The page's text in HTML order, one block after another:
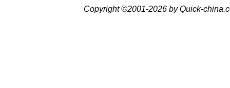
Copyright ©2001-2026 by Quick-